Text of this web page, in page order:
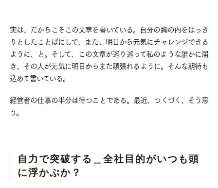
実は、だからこそこの文章を書いている。自分の胸の内をはっき
りとしたことばにして、また、明日から元気にチャレンジできる
ように、と。そして、この文章が巡り巡って私のような誰かに届
き、その人が元気に明日からまた頑張れるように。そんな期待も
込めて書いている。
経営者の仕事の半分は待つことである。最近、つくづく、そう思
う。
自力で突破する＿全社目的がいつも頭
に浮かぶか？